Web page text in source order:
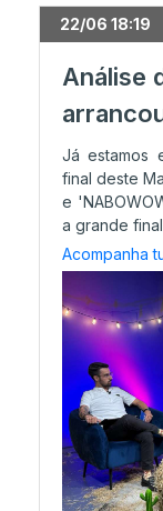
10/06 17:06
Nemiga
3DMAX
09/06 22:29
Falcons
09/06 21:37
FURIA no
09/06 18:44
paiN no
22/06 18:19
Análise
Já estamos
final deste
e
a grande
Acompanha